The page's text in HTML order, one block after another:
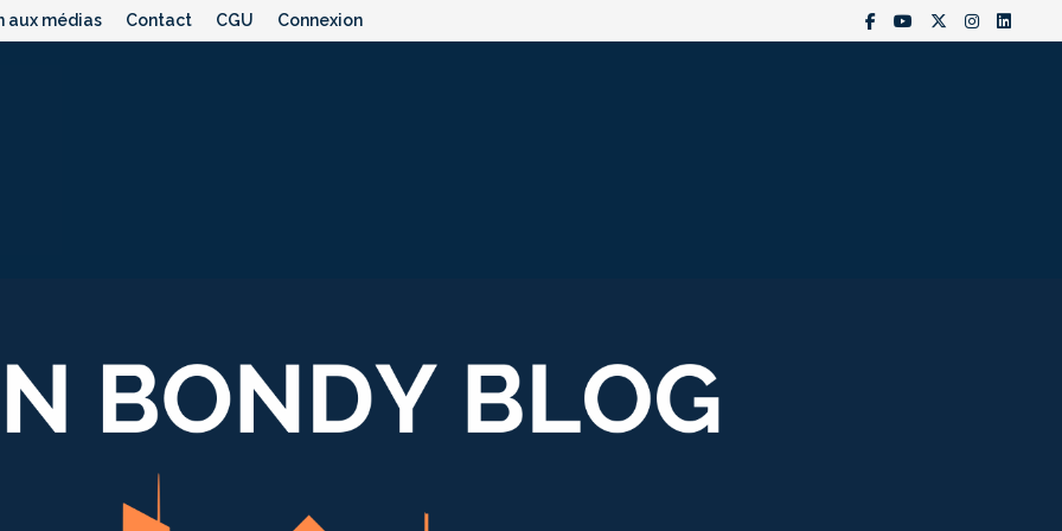
aux médias Contact CGU Connexion